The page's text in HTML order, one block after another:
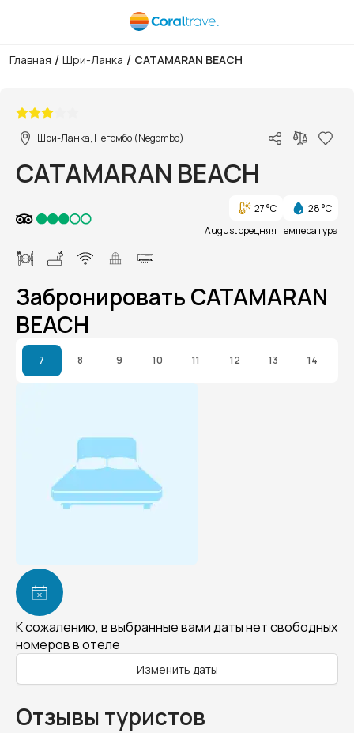
Главная / Шри-Ланка / CATAMARAN BEACH
Шри-Ланка, Негомбо (Negombo)
CATAMARAN BEACH
27 °C
28 °C
August средняя температура
Забронировать CATAMARAN
BEACH
7 8 9 10 11 12 13 14
К сожалению, в выбранные вами даты нет свободных
номеров в отеле
Изменить даты
Отзывы туристов